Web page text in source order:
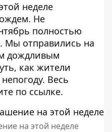
неделе
Не
полностью
Мы отправились на
дождливым
как жители
Весь
по ссылке.
на этой неделе